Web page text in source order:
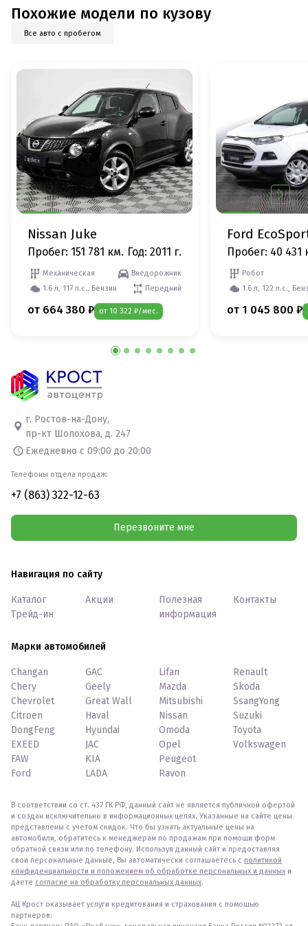
Похожие модели по кузову
Все авто с пробегом
Nissan Juke
Пробег: 151 781 км. Год: 2011 г.
Механическая
Внедорожник
1.6 л, 117 л.с., Бензин
Передний
от 664 380 ₽ от 10 322 ₽/мес.
Ford
Пробег: 40 431
Робот
1.6 л, 122 л.с.,
от 1 045 800 ₽
г. Ростов-на-Дону,
пр-кт Шолохова, д. 247
Ежедневно с 09:00 до 20:00
Телефоны отдела продаж:
+7 (863) 322-12-63
Перезвоните мне
Навигация по сайту
Каталог
Трейд-ин
Акции
Полезная
информация
Контакты
Марки автомобилей
Changan
Chery
Chevrolet
Citroen
DongFeng
EXEED
FAW
Ford
GAC
Geely
Great Wall
Haval
Hyundai
JAC
KIA
LADA
Lifan
Mazda
Mitsubishi
Nissan
Omoda
Opel
Peugeot
Ravon
Renault
Skoda
SsangYong
Suzuki
Toyota
Volkswagen
В соответствии со ст. 437 ГК РФ, данный сайт не является публичной офертой
и создан исключительно в информационных целях. Указанные на сайте цены
представлены с учетом скидок. Что бы узнать актуальные цены на
автомобили, обратитесь к менеджерам по продажам при помощи форм
обратной связи или по телефону. Используя данный сайт и предоставляя
свои персональные данные, Вы автоматически соглашаетесь с политикой
конфиденциальности и положением об обработке персональных и данных и
даете согласие на обработку персональных данных.
АЦ Крост оказывает услуги кредитования и страхования с помощью
партнеров: